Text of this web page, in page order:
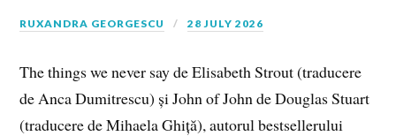
RUXANDRA GEORGESCU 28 JULY 2026
The things we never say de Elisabeth Strout (traducere
de Anca Dumitrescu) și John of John de Douglas Stuart
(traducere de Mihaela Ghiță), autorul bestsellerului